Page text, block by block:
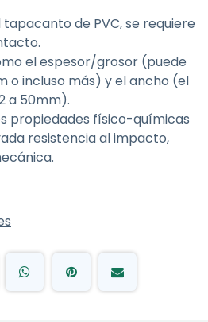
de PVC, se requiere
el espesor/grosor (puede
o incluso más) y el ancho (el
a 50mm).
propiedades físico-químicas
resistencia al impacto,